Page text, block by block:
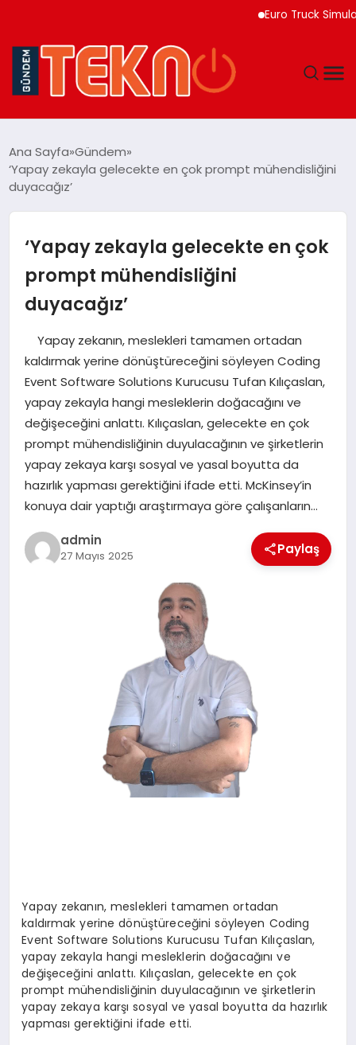
Euro Truck Simulator
GÜNDEM
EĞITIM
EKONOMI
MAGAZIN
SAĞLIK
SIYASET
SPOR
YAŞAM
Ana Sayfa Gündem
‘Yapay zekayla gelecekte en çok prompt mühendisliğini
duyacağız’
‘Yapay zekayla gelecekte en çok
prompt mühendisliğini
duyacağız’
Yapay zekanın, meslekleri tamamen ortadan
kaldırmak yerine dönüştüreceğini söyleyen Coding
Event Software Solutions Kurucusu Tufan Kılıçaslan,
yapay zekayla hangi mesleklerin doğacağını ve
değişeceğini anlattı. Kılıçaslan, gelecekte en çok
prompt mühendisliğinin duyulacağının ve şirketlerin
yapay zekaya karşı sosyal ve yasal boyutta da
hazırlık yapması gerektiğini ifade etti. McKinsey’in
konuya dair yaptığı araştırmaya göre çalışanların…
admin
27 Mayıs 2025 Paylaş
Yapay zekanın, meslekleri tamamen ortadan
kaldırmak yerine dönüştüreceğini söyleyen Coding
Event Software Solutions Kurucusu Tufan Kılıçaslan,
yapay zekayla hangi mesleklerin doğacağını ve
değişeceğini anlattı. Kılıçaslan, gelecekte en çok
prompt mühendisliğinin duyulacağının ve şirketlerin
yapay zekaya karşı sosyal ve yasal boyutta da hazırlık
yapması gerektiğini ifade etti.